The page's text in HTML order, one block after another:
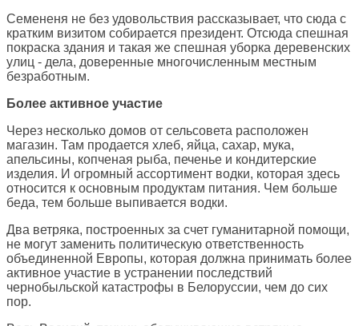
Семененя не без удовольствия рассказывает, что сюда с
кратким визитом собирается президент. Отсюда спешная
покраска здания и такая же спешная уборка деревенских
улиц - дела, доверенные многочисленным местным
безработным.
Более активное участие
Через несколько домов от сельсовета расположен
магазин. Там продается хлеб, яйца, сахар, мука,
апельсины, копченая рыба, печенье и кондитерские
изделия. И огромный ассортимент водки, которая здесь
относится к основным продуктам питания. Чем больше
беда, тем больше выпивается водки.
Два ветряка, построенных за счет гуманитарной помощи,
не могут заменить политическую ответственность
объединенной Европы, которая должна принимать более
активное участие в устранении последствий
чернобыльской катастрофы в Белоруссии, чем до сих
пор.